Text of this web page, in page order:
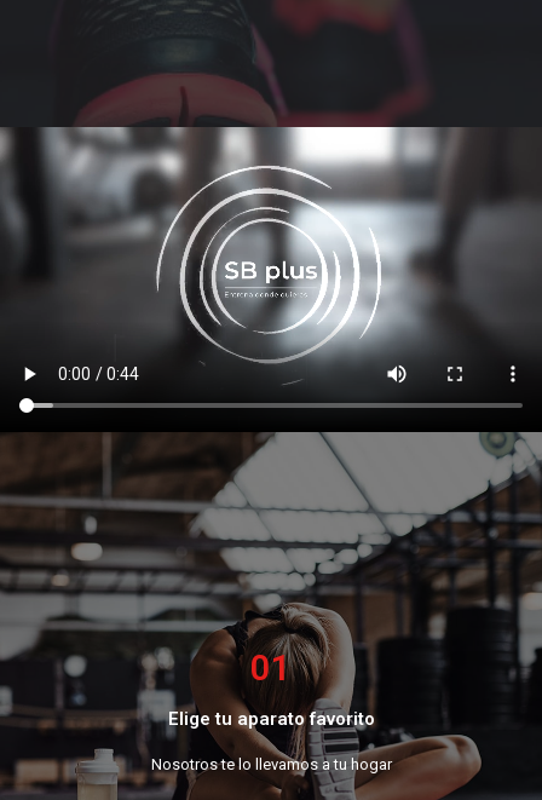
01
Elige tu aparato favorito
Nosotros te lo llevamos a tu hogar